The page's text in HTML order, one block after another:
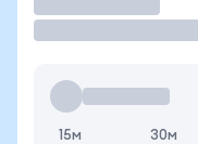
15м 30м